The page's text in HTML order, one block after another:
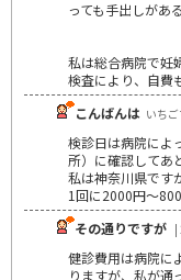
っても手出しがあ
私は総合病院で妊
検査により、自費
こんばんは いち
検診日は病院によ
所）に確認してあ
私は神奈川県です
1回に2000円～
その通りですが |
健診費用は病院に
りますが、私が通